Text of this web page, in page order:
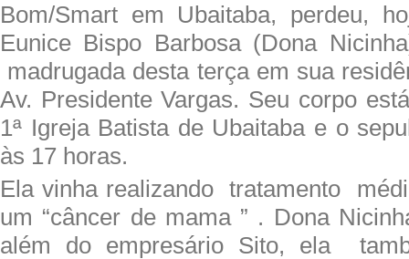
Bom/Smart em Ubaitaba, perdeu,
Eunice Bispo Barbosa (Dona
madrugada desta terça em sua
Av. Presidente Vargas. Seu corpo
1ª Igreja Batista de Ubaitaba e o
às 17 horas.
Ela vinha realizando tratamento
um “câncer de mama ” . Dona
além do empresário Sito, ela